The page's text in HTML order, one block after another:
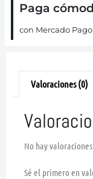
Paga
con Mercado Pago
Valoraciones (0)
No hay valoraciones
Sé el primero en